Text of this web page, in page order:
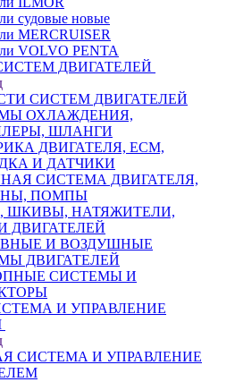
судовые новые
MERCRUISER
VOLVO PENTA
ДВИГАТЕЛЕЙ
СИСТЕМ ДВИГАТЕЛЕЙ
ОХЛАЖДЕНИЯ,
ШЛАНГИ
ДВИГАТЕЛЯ, ECM,
И ДАТЧИКИ
СИСТЕМА ДВИГАТЕЛЯ,
ПОМПЫ
ШКИВЫ, НАТЯЖИТЕЛИ,
ДВИГАТЕЛЕЙ
И ВОЗДУШНЫЕ
ДВИГАТЕЛЕЙ
СИСТЕМЫ И
И УПРАВЛЕНИЕ
СИСТЕМА И УПРАВЛЕНИЕ